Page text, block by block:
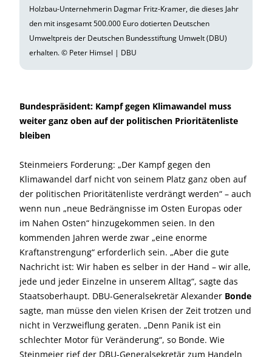
Holzbau-Unternehmerin Dagmar Fritz-Kramer, die dieses Jahr
den mit insgesamt 500.000 Euro dotierten Deutschen
Umweltpreis der Deutschen Bundesstiftung Umwelt (DBU)
erhalten. © Peter Himsel | DBU
Bundespräsident: Kampf gegen Klimawandel muss
weiter ganz oben auf der politischen Prioritätenliste
bleiben
Steinmeiers Forderung: „Der Kampf gegen den
Klimawandel darf nicht von seinem Platz ganz oben auf
der politischen Prioritätenliste verdrängt werden“ – auch
wenn nun „neue Bedrängnisse im Osten Europas oder
im Nahen Osten“ hinzugekommen seien. In den
kommenden Jahren werde zwar „eine enorme
Kraftanstrengung“ erforderlich sein. „Aber die gute
Nachricht ist: Wir haben es selber in der Hand – wir alle,
jede und jeder Einzelne in unserem Alltag“, sagte das
Staatsoberhaupt. DBU-Generalsekretär Alexander Bonde
sagte, man müsse den vielen Krisen der Zeit trotzen und
nicht in Verzweiflung geraten. „Denn Panik ist ein
schlechter Motor für Veränderung“, so Bonde. Wie
Steinmeier rief der DBU-Generalsekretär zum Handeln